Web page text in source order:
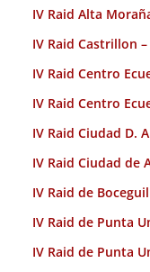
IV Raid Alta
IV Raid Castrillon –
IV Raid Centro
IV Raid Centro
IV Raid Ciudad D.
IV Raid Ciudad de
IV Raid de
IV Raid de Punta
IV Raid de Punta